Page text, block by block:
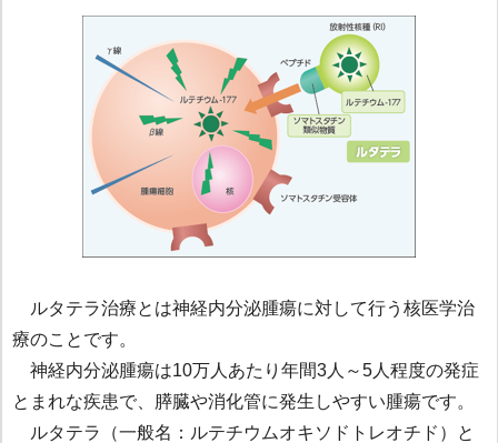
ルタテラ治療とは神経内分泌腫瘍に対して行う核医学治
療のことです。
神経内分泌腫瘍は10万人あたり年間3人～5人程度の発症
とまれな疾患で、膵臓や消化管に発生しやすい腫瘍です。
ルタテラ（一般名：ルテチウムオキソドトレオチド）と